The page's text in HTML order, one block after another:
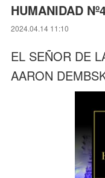
HUMANIDAD
2024.04.14 11:10
EL SEÑOR DE
AARON